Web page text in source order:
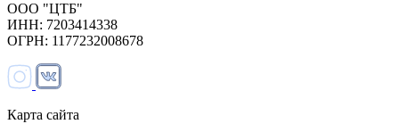
ООО "ЦТБ"
ИНН: 7203414338
ОГРН: 1177232008678
Карта сайта